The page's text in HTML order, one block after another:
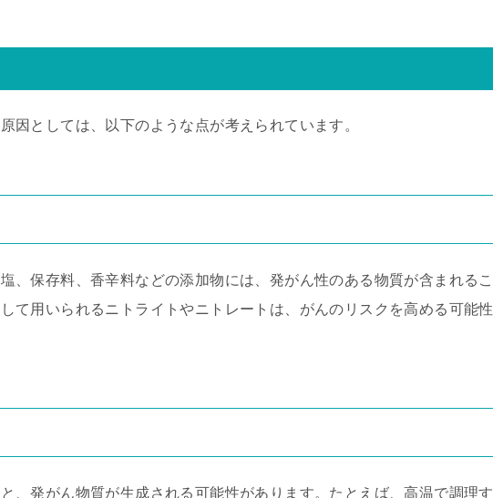
因としては、以下のような点が考えられています。
、保存料、香辛料などの添加物には、発がん性のある物質が含まれるこ
て用いられるニトライトやニトレートは、がんのリスクを高める可能性
、発がん物質が生成される可能性があります。たとえば、高温で調理す